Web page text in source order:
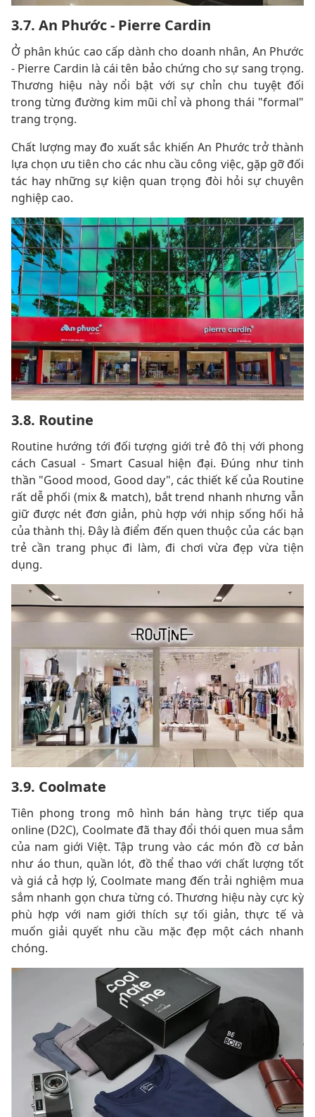
3.7. An Phước - Pierre Cardin
Ở phân khúc cao cấp dành cho doanh nhân, An Phước
- Pierre Cardin là cái tên bảo chứng cho sự sang trọng.
Thương hiệu này nổi bật với sự chỉn chu tuyệt đối
trong từng đường kim mũi chỉ và phong thái "formal"
trang trọng.
Chất lượng may đo xuất sắc khiến An Phước trở thành
lựa chọn ưu tiên cho các nhu cầu công việc, gặp gỡ đối
tác hay những sự kiện quan trọng đòi hỏi sự chuyên
nghiệp cao.
3.8. Routine
Routine hướng tới đối tượng giới trẻ đô thị với phong
cách Casual - Smart Casual hiện đại. Đúng như tinh
thần "Good mood, Good day", các thiết kế của Routine
rất dễ phối (mix & match), bắt trend nhanh nhưng vẫn
giữ được nét đơn giản, phù hợp với nhịp sống hối hả
của thành thị. Đây là điểm đến quen thuộc của các bạn
trẻ cần trang phục đi làm, đi chơi vừa đẹp vừa tiện
dụng.
3.9. Coolmate
Tiên phong trong mô hình bán hàng trực tiếp qua
online (D2C), Coolmate đã thay đổi thói quen mua sắm
của nam giới Việt. Tập trung vào các món đồ cơ bản
như áo thun, quần lót, đồ thể thao với chất lượng tốt
và giá cả hợp lý, Coolmate mang đến trải nghiệm mua
sắm nhanh gọn chưa từng có. Thương hiệu này cực kỳ
phù hợp với nam giới thích sự tối giản, thực tế và
muốn giải quyết nhu cầu mặc đẹp một cách nhanh
chóng.